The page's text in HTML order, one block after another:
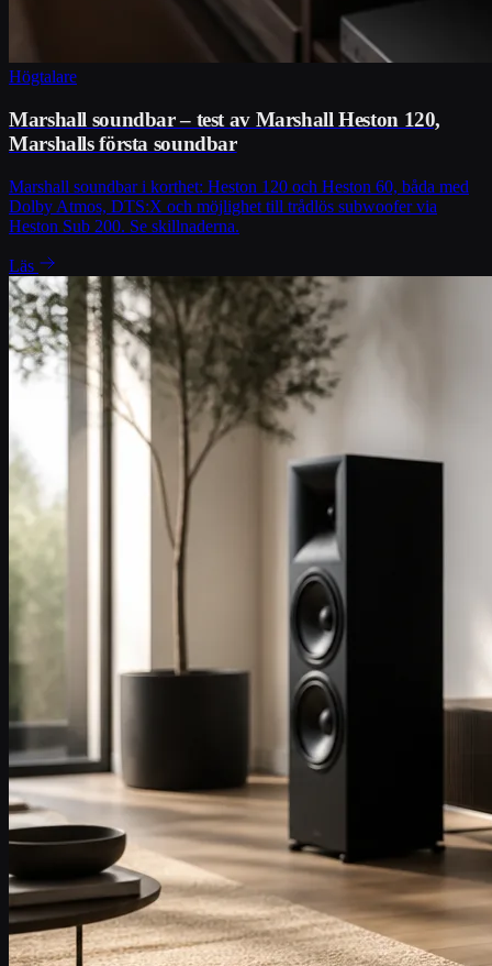
Högtalare
Marshall soundbar – test av Marshall Heston 120,
Marshalls första soundbar
Marshall soundbar i korthet: Heston 120 och Heston 60, båda med
Dolby Atmos, DTS:X och möjlighet till trådlös subwoofer via
Heston Sub 200. Se skillnaderna.
Läs